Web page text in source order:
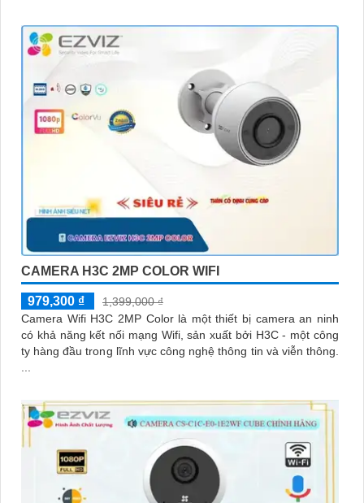
CAMERA H3C 2MP COLOR WIFI
979,300 ₫
1,399,000 ₫
Camera Wifi H3C 2MP Color là một thiết bị camera an ninh
có khả năng kết nối mạng Wifi, sản xuất bởi H3C - một công
ty hàng đầu trong lĩnh vực công nghệ thông tin và viễn thông.
...